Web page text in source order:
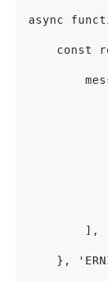
async
const
        ],
},